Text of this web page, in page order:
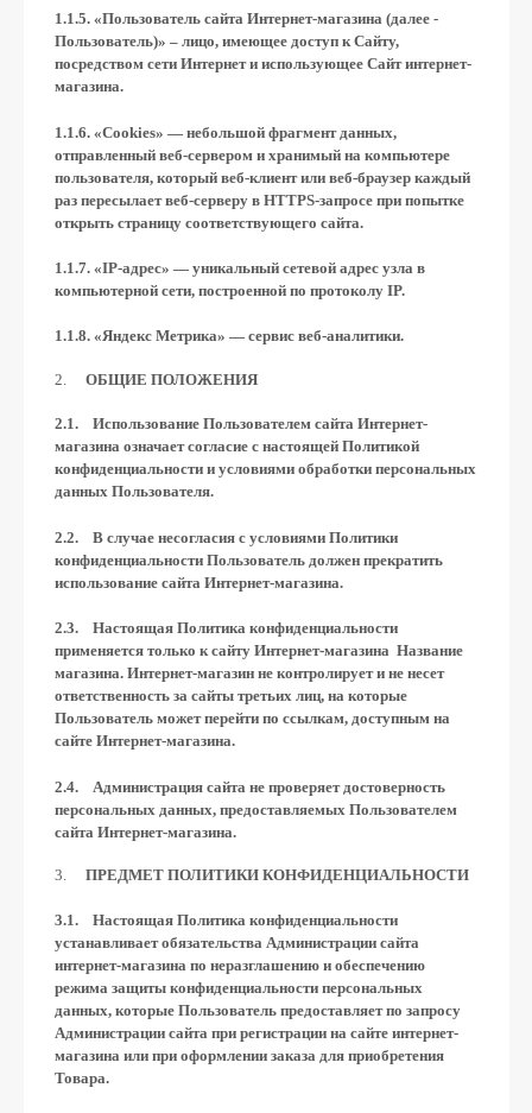
1.1.5. «Пользователь сайта Интернет-магазина (далее ‑
Пользователь)» – лицо, имеющее доступ к Сайту,
посредством сети Интернет и использующее Сайт интернет-
магазина.
1.1.6. «Cookies» — небольшой фрагмент данных,
отправленный веб-сервером и хранимый на компьютере
пользователя, который веб-клиент или веб-браузер каждый
раз пересылает веб-серверу в HTTPS-запросе при попытке
открыть страницу соответствующего сайта.
1.1.7. «IP-адрес» — уникальный сетевой адрес узла в
компьютерной сети, построенной по протоколу IP.
1.1.8. «Яндекс Метрика» — сервис веб-аналитики.
ОБЩИЕ ПОЛОЖЕНИЯ
2.1. Использование Пользователем сайта Интернет-
магазина означает согласие с настоящей Политикой
конфиденциальности и условиями обработки персональных
данных Пользователя.
2.2. В случае несогласия с условиями Политики
конфиденциальности Пользователь должен прекратить
использование сайта Интернет-магазина.
2.3. Настоящая Политика конфиденциальности
применяется только к сайту Интернет-магазина Название
магазина. Интернет-магазин не контролирует и не несет
ответственность за сайты третьих лиц, на которые
Пользователь может перейти по ссылкам, доступным на
сайте Интернет-магазина.
2.4. Администрация сайта не проверяет достоверность
персональных данных, предоставляемых Пользователем
сайта Интернет-магазина.
ПРЕДМЕТ ПОЛИТИКИ КОНФИДЕНЦИАЛЬНОСТИ
3.1. Настоящая Политика конфиденциальности
устанавливает обязательства Администрации сайта
интернет-магазина по неразглашению и обеспечению
режима защиты конфиденциальности персональных
данных, которые Пользователь предоставляет по запросу
Администрации сайта при регистрации на сайте интернет-
магазина или при оформлении заказа для приобретения
Товара.